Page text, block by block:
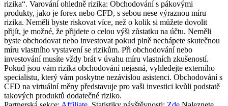
rizika“. Varování ohledně rizika: Obchodování s pákovými
produkty, jako je forex nebo CFD, s sebou nese výraznou míru
rizika. Neměli byste riskovat více, než o kolik si můžete dovolit
přijít, je možné, že přijdete o celou výši zůstatku na účtu. Neměli
byste obchodovat nebo investovat pokud plně nechápete skutečnou
míru vlastního vystavení se rizikům. Při obchodování nebo
investování musíte vždy brát v úvahu míru vlastních zkušeností.
Pokud jsou vám rizika obchodování nejasná, vyhledejte externího
specialistu, který vám poskytne nezávislou asistenci. Obchodování s
CFD na virtuální měny představuje pro vaši investici kvůli podstatě
takových produktů dodatečné riziko.